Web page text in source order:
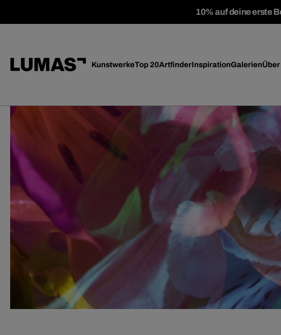
10% auf deine erste
KunstwerkeTop 20ArtfinderInspirationGalerien